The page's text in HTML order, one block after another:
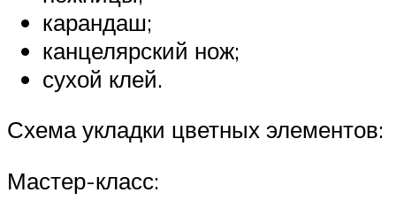
карандаш;
канцелярский нож;
сухой клей.
Схема укладки цветных элементов:
Мастер-класс: